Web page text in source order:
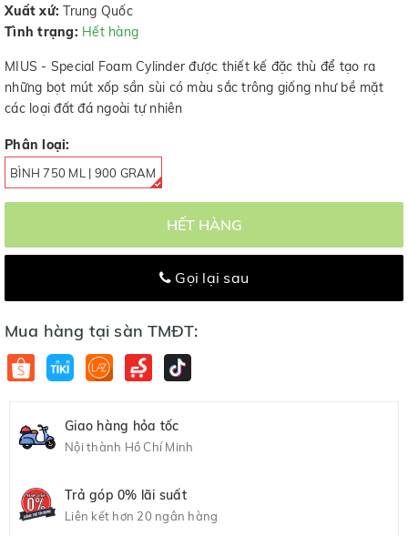
Xuất xứ: Trung Quốc
Tình trạng: Hết hàng
MIUS - Special Foam Cylinder được thiết kế đặc thù để tạo ra
những bọt mút xốp sần sùi có màu sắc trông giống như bề mặt
các loại đất đá ngoài tự nhiên
Phân loại:
BÌNH 750 ML | 900 GRAM
HẾT HÀNG
Gọi lại sau
Mua hàng tại sàn TMĐT:
Giao hàng hỏa tốc
Nội thành Hồ Chí Minh
Trả góp 0% lãi suất
Liên kết hơn 20 ngân hàng